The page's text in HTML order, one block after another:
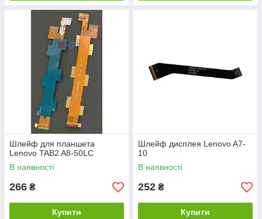
Шлейф для планшета
Lenovo TAB2 A8-50LC
В наявності
266 ₴
Купити
Шлейф дисплея Lenovo A7-
10
В наявності
252 ₴
Купити